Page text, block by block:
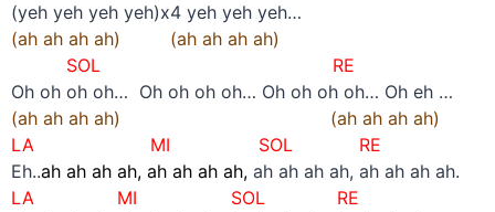
(yeh yeh yeh yeh)x4 yeh yeh yeh…
(ah ah ah ah) (ah ah ah ah)
SOL RE
Oh oh oh oh… Oh oh oh oh… Oh oh oh oh… Oh eh …
(ah ah ah ah) (ah ah ah ah)
LA MI SOL RE
Eh..ah ah ah ah, ah ah ah ah, ah ah ah ah, ah ah ah ah.
LA MI SOL RE